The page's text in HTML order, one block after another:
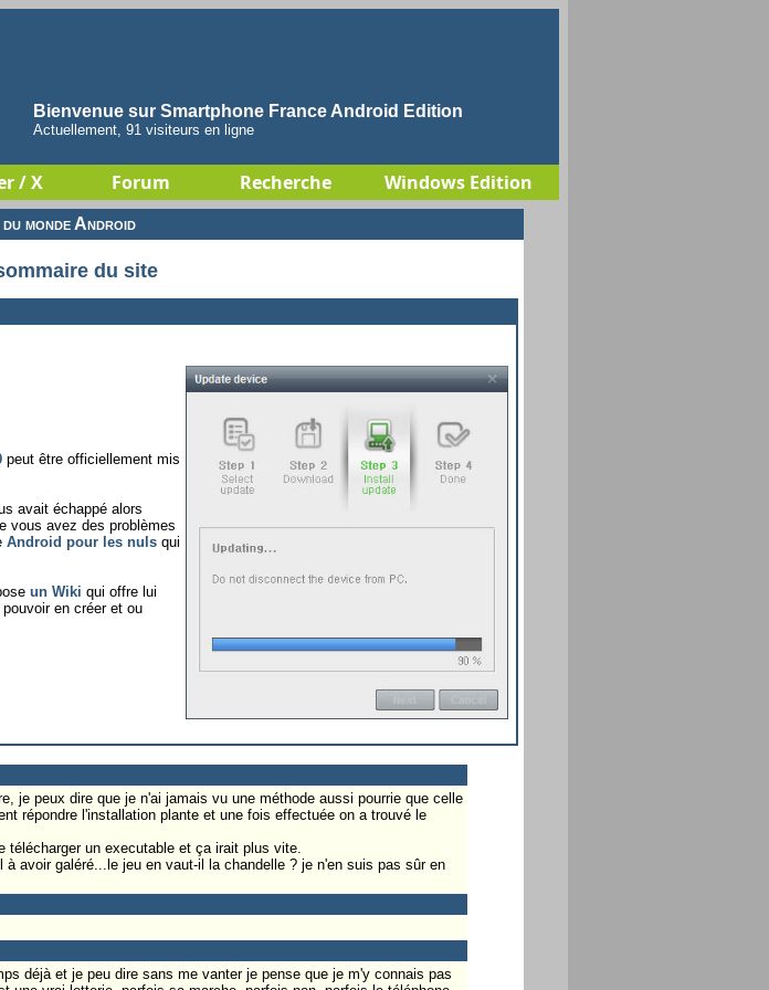
Bienvenue sur Smartphone France Android Edition
Actuellement, 91 visiteurs en ligne
/ X Forum Recherche Windows Edition
monde Android
du site
peut être officiellement mis
avait échappé alors
vous avez des problèmes
Android pour les nuls qui
un Wiki qui offre lui
en créer et ou
je peux dire que je n'ai jamais vu une méthode aussi pourrie que celle
répondre l'installation plante et une fois effectuée on a trouvé le
un executable et ça irait plus vite.
avoir galéré...le jeu en vaut-il la chandelle ? je n'en suis pas sûr en
déjà et je peu dire sans me vanter je pense que je m'y connais pas